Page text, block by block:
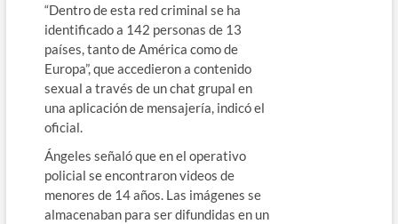
“Dentro de esta red criminal se ha
identificado a 142 personas de 13
países, tanto de América como de
Europa”, que accedieron a contenido
sexual a través de un chat grupal en
una aplicación de mensajería, indicó el
oficial.
Ángeles señaló que en el operativo
policial se encontraron videos de
menores de 14 años. Las imágenes se
almacenaban para ser difundidas en un